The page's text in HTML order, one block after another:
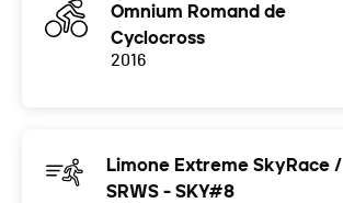
Omnium Romand de
Cyclocross
2016
Limone Extreme SkyRace /
SRWS - SKY#8